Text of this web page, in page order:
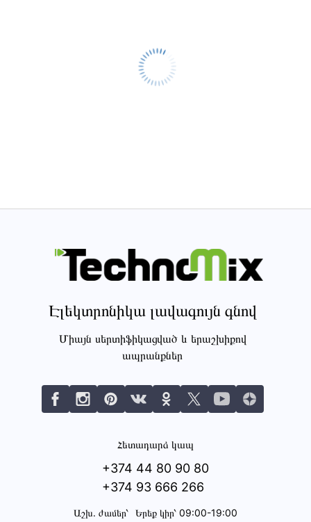
Էլեկտրոնիկա լավագույն գնով
Միայն սերտիֆիկացված և երաշխիքով
ապրանքներ
Հետադարձ կապ
+374 44 80 90 80
+374 93 666 266
Աշխ․ ժամեր՝ Երեք կիր՝ 09:00-19:00